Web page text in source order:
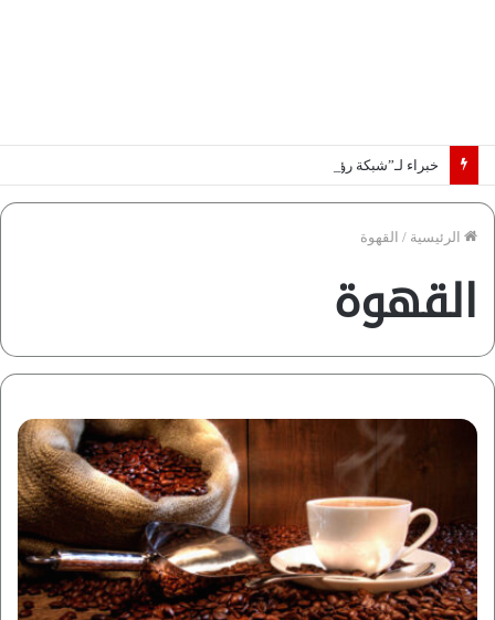
خبراء لـ”شبكة رؤية”: «اتفاق مكة» يغيّر قواعد اللعبة بالشرق الأوسط
الرئيسية / القهوة
القهوة